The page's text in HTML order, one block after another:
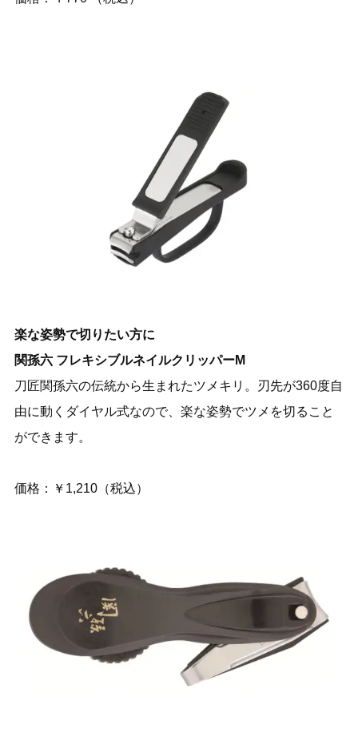
楽な姿勢で切りたい方に
関孫六 フレキシブルネイルクリッパーM
刀匠関孫六の伝統から生まれたツメキリ。刃先が360度自
由に動くダイヤル式なので、楽な姿勢でツメを切ること
ができます。
価格：￥1,210（税込）